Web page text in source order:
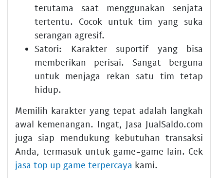
terutama saat menggunakan senjata
tertentu. Cocok untuk tim yang suka
serangan agresif.
Satori: Karakter suportif yang bisa
memberikan perisai. Sangat berguna
untuk menjaga rekan satu tim tetap
hidup.
Memilih karakter yang tepat adalah langkah
awal kemenangan. Ingat, Jasa JualSaldo.com
juga siap mendukung kebutuhan transaksi
Anda, termasuk untuk game-game lain. Cek
jasa top up game terpercaya kami.